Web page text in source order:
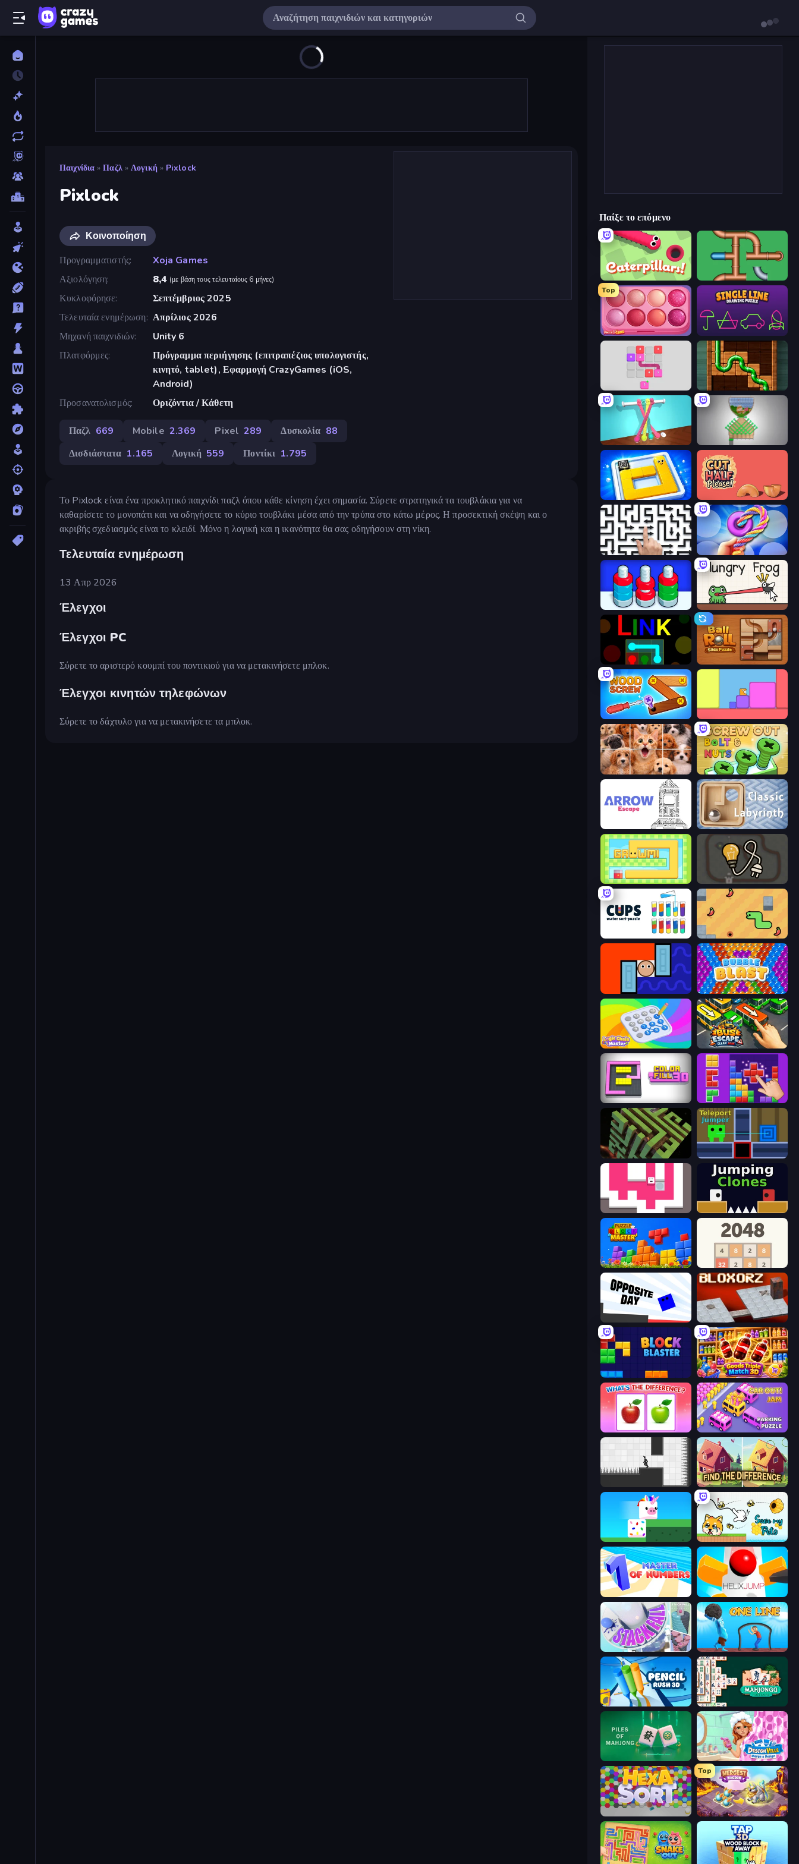
Παιχνίδια » Παζλ » Λογική » Pixlock
Pixlock
Κοινοποίηση
Προγραμματιστής
Xoja Games
Αξιολόγηση
8,4 (με βάση τους τελευταίους 6 μήνες)
Κυκλοφόρησε
Σεπτέμβριος 2025
Τελευταία ενημέρωση Απρίλιος 2026
Μηχανή παιχνιδιών
Unity 6
Πλατφόρμες
Πρόγραμμα περιήγησης (επιτραπέζιος υπολογιστής,
κινητό, tablet), Εφαρμογή CrazyGames (iOS,
Android)
Προσανατολισμός
Οριζόντια / Κάθετη
Παζλ 669 Mobile 2.369 Pixel 289 Δυσκολία 88
Δισδιάστατα 1.165 Λογική 559 Ποντίκι 1.795
Το Pixlock είναι ένα προκλητικό παιχνίδι παζλ όπου κάθε κίνηση έχει σημασία. Σύρετε στρατηγικά τα τουβλάκια για να
καθαρίσετε το μονοπάτι και να οδηγήσετε το κύριο τουβλάκι μέσα από την τρύπα στο κάτω μέρος. Η προσεκτική σκέψη και ο
ακριβής σχεδιασμός είναι το κλειδί. Μόνο η λογική και η ικανότητα θα σας οδηγήσουν στη νίκη.
Τελευταία ενημέρωση
13 Απρ 2026
Έλεγχοι
Έλεγχοι PC
Σύρετε το αριστερό κουμπί του ποντικιού για να μετακινήσετε μπλοκ.
Έλεγχοι κινητών τηλεφώνων
Σύρετε το δάχτυλο για να μετακινήσετε τα μπλοκ.
Παίξε το επόμενο
Caterpillars Plumber Pipe Out
Top
Piece of Cake: Merge and Bake Single Line: Drawing Puzzle
Flow 2048 3D Pipe Puzzle
Tangle Master Pull the Pin
Ice Slide Cut in Half, Please!
Arrow Escape: Puzzle Twisted Tangle
Hungry Frog
Link
Wood Screw: Bolts Puzzle
Jigpic Solitaire Screw Out: Bolts and Nuts
Arrow Escape Classic Labyrinth 3D
Growmi Light The Lamp
Cups - Water Sort Puzzle SSSPICY!
Lava and Aqua Bubble Blast
Logic Chain Master Bus Escape: Clear Jam
Color Fill 3D BlockBuster Puzzle
Maze Planet 3D Teleport Jumper
Just Slide (Remastered) Jumping Clones
Puzzle Block Master 2048
Opposite Day Bloxorz
Block Blaster Goods Triple Match 3D
What's The Difference? Car OUT! Jam Parking Puzzle
Find The Difference
Stacky Bird Save My Pets
Master of Numbers Helix Jump
Stack Fall One Line
Pencil Rush Mahjongg Solitaire
Piles of Mahjong Designville: Merge & Design
Top
Mergest Kingdom